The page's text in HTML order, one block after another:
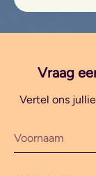
Vraag
Vertel ons